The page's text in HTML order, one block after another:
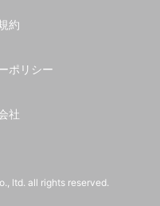
約
ポリシー
社
ltd. all rights reserved.